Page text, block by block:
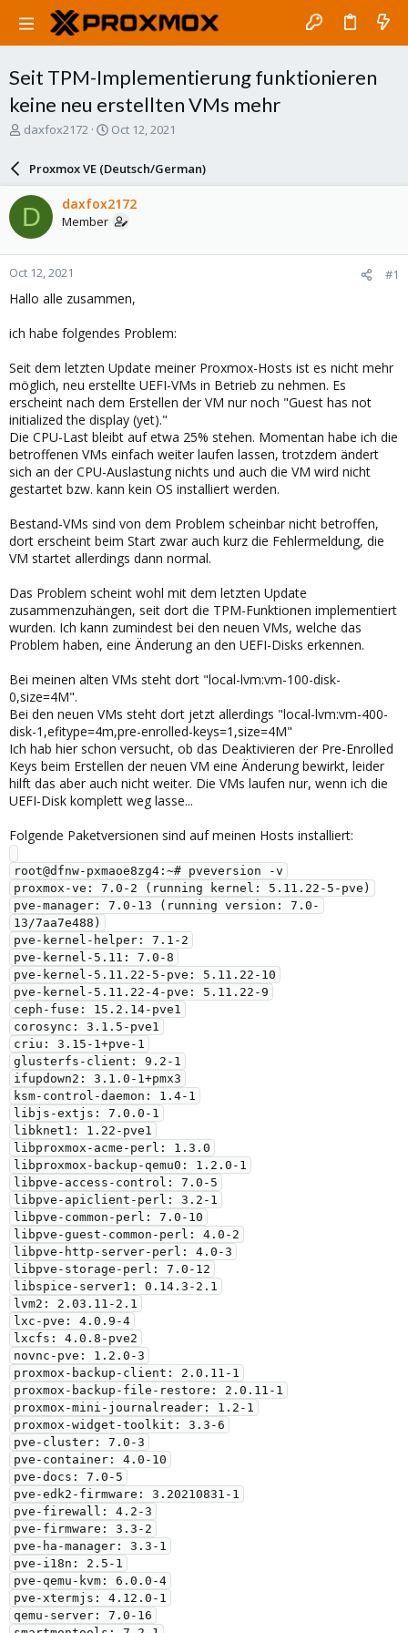
Seit TPM-Implementierung funktionieren
keine neu erstellten VMs mehr
T
a
d
s
t
a
r
t
e
daxfox2172
S
r
d
a
e
Oct 12, 2021
Proxmox VE (Deutsch/German)
D daxfox2172
Member
Oct 12, 2021 #1
Hallo alle zusammen,
ich habe folgendes Problem:
Seit dem letzten Update meiner Proxmox-Hosts ist es nicht mehr
möglich, neu erstellte UEFI-VMs in Betrieb zu nehmen. Es
erscheint nach dem Erstellen der VM nur noch "Guest has not
initialized the display (yet)."
Die CPU-Last bleibt auf etwa 25% stehen. Momentan habe ich die
betroffenen VMs einfach weiter laufen lassen, trotzdem ändert
sich an der CPU-Auslastung nichts und auch die VM wird nicht
gestartet bzw. kann kein OS installiert werden.
Bestand-VMs sind von dem Problem scheinbar nicht betroffen,
dort erscheint beim Start zwar auch kurz die Fehlermeldung, die
VM startet allerdings dann normal.
Das Problem scheint wohl mit dem letzten Update
zusammenzuhängen, seit dort die TPM-Funktionen implementiert
wurden. Ich kann zumindest bei den neuen VMs, welche das
Problem haben, eine Änderung an den UEFI-Disks erkennen.
Bei meinen alten VMs steht dort "local-lvm:vm-100-disk-
0,size=4M".
Bei den neuen VMs steht dort jetzt allerdings "local-lvm:vm-400-
disk-1,efitype=4m,pre-enrolled-keys=1,size=4M"
Ich hab hier schon versucht, ob das Deaktivieren der Pre-Enrolled
Keys beim Erstellen der neuen VM eine Änderung bewirkt, leider
hilft das aber auch nicht weiter. Die VMs laufen nur, wenn ich die
UEFI-Disk komplett weg lasse...
Folgende Paketversionen sind auf meinen Hosts installiert:
root@dfnw-pxmaoe8zg4:~# pveversion -v
proxmox-ve: 7.0-2 (running kernel: 5.11.22-5-pve)
pve-manager: 7.0-13 (running version: 7.0-
13/7aa7e488)
pve-kernel-helper: 7.1-2
pve-kernel-5.11: 7.0-8
pve-kernel-5.11.22-5-pve: 5.11.22-10
pve-kernel-5.11.22-4-pve: 5.11.22-9
ceph-fuse: 15.2.14-pve1
corosync: 3.1.5-pve1
criu: 3.15-1+pve-1
glusterfs-client: 9.2-1
ifupdown2: 3.1.0-1+pmx3
ksm-control-daemon: 1.4-1
libjs-extjs: 7.0.0-1
libknet1: 1.22-pve1
libproxmox-acme-perl: 1.3.0
libproxmox-backup-qemu0: 1.2.0-1
libpve-access-control: 7.0-5
libpve-apiclient-perl: 3.2-1
libpve-common-perl: 7.0-10
libpve-guest-common-perl: 4.0-2
libpve-http-server-perl: 4.0-3
libpve-storage-perl: 7.0-12
libspice-server1: 0.14.3-2.1
lvm2: 2.03.11-2.1
lxc-pve: 4.0.9-4
lxcfs: 4.0.8-pve2
novnc-pve: 1.2.0-3
proxmox-backup-client: 2.0.11-1
proxmox-backup-file-restore: 2.0.11-1
proxmox-mini-journalreader: 1.2-1
proxmox-widget-toolkit: 3.3-6
pve-cluster: 7.0-3
pve-container: 4.0-10
pve-docs: 7.0-5
pve-edk2-firmware: 3.20210831-1
pve-firewall: 4.2-3
pve-firmware: 3.3-2
pve-ha-manager: 3.3-1
pve-i18n: 2.5-1
pve-qemu-kvm: 6.0.0-4
pve-xtermjs: 4.12.0-1
qemu-server: 7.0-16